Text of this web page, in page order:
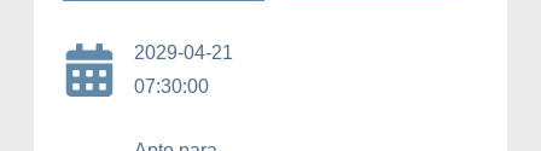
2029-04-21
07:30:00